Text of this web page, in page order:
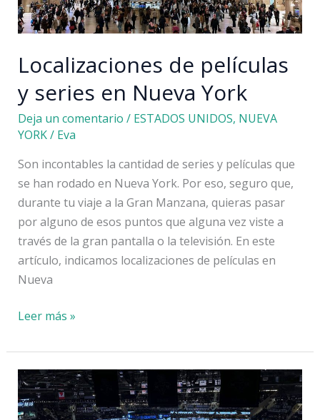
Localizaciones de películas
y series en Nueva York
Deja un comentario / ESTADOS UNIDOS, NUEVA
YORK/ Eva
Son incontables la cantidad de series y películas que
se han rodado en Nueva York. Por eso, seguro que,
durante tu viaje a la Gran Manzana, quieras pasar
por alguno de esos puntos que alguna vez viste a
través de la gran pantalla o la televisión. En este
artículo, indicamos localizaciones de películas en
Nueva
Localizaciones
películas
y
series
en
Leer más »